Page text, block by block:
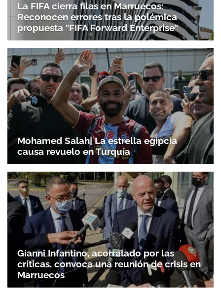
La FIFA cierra filas en Marruecos:
Reconocen errores tras la polémica
propuesta "FIFA Forward Enterprise"
Mohamed Salah| La estrella egipcia
causa revuelo en Turquía
Gianni Infantino, acorralado por las
críticas, convoca una reunión de crisis en
Marruecos